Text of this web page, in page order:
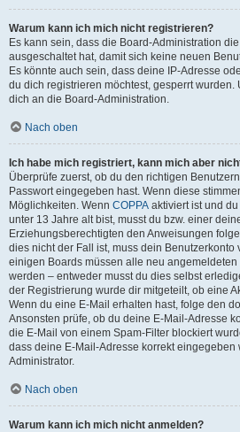
Warum kann ich mich nicht registrieren?
Es kann sein, dass die Board-Administration
ausgeschaltet hat, damit sich keine neuen
Es könnte auch sein, dass deine IP-Adresse
du dich registrieren möchtest, gesperrt wurden.
dich an die Board-Administration.
Nach oben
Ich habe mich registriert, kann mich aber
Überprüfe zuerst, ob du den richtigen
Passwort eingegeben hast. Wenn diese
Möglichkeiten. Wenn COPPA aktiviert ist und
unter 13 Jahre alt bist, musst du bzw. einer
Erziehungsberechtigten den Anweisungen
dies nicht der Fall ist, muss dein Benutzerkonto
einigen Boards müssen alle neu
werden – entweder musst du dies selbst
der Registrierung wurde dir mitgeteilt, ob eine
Wenn du eine E-Mail erhalten hast, folge den
Ansonsten prüfe, ob du deine E-Mail-Adresse
die E-Mail von einem Spam-Filter blockiert
dass deine E-Mail-Adresse korrekt
Administrator.
Nach oben
Warum kann ich mich nicht anmelden?